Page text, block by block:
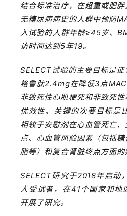
结合标准治疗，在超重或肥
无糖尿病病史的人群中预防
入试验的人群年龄≥45岁、
访时间达到5年19。
SELECT试验的主要目标是
格鲁肽2.4mg在降低3点
非致死性心肌梗死和非致死
优效性。关键的次要目标是
相较于安慰剂在心血管死亡
点、心血管风险因素（包括
脂等）和复合肾脏终点方面的
SELECT研究于2018年启动
人受试者，在41个国家和地
开展了研究。